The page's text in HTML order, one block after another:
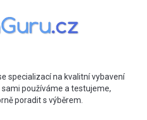
specializací na kvalitní vybavení
používáme a testujeme,
poradit s výběrem.